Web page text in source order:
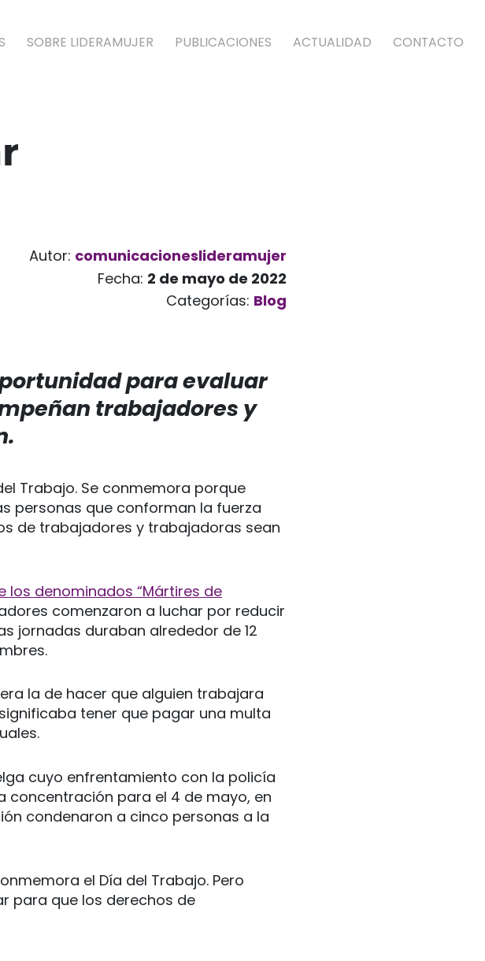
SOBRE LIDERAMUJER PUBLICACIONES ACTUALIDAD CONTACTO
Autor: comunicacioneslideramujer
Fecha: 2 de mayo de 2022
Categorías: Blog
para evaluar
trabajadores y
Trabajo. Se conmemora porque
personas que conforman la fuerza
de trabajadores y trabajadoras sean
los denominados “Mártires de
comenzaron a luchar por reducir
jornadas duraban alrededor de 12
la de hacer que alguien trabajara
tener que pagar una multa
cuyo enfrentamiento con la policía
concentración para el 4 de mayo, en
condenaron a cinco personas a la
el Día del Trabajo. Pero
para que los derechos de